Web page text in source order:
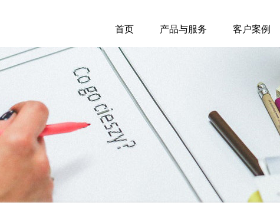
首页 产品与服务 客户案例